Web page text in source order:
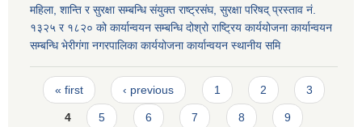
महिला, शान्ति र सुरक्षा सम्बन्धि संयुक्त राष्ट्रसंघ, सुरक्षा परिषद् प्रस्ताव नं.
१३२५ र १८२० को कार्यान्वयन सम्बन्धि दोश्रो राष्ट्रिय कार्ययोजना कार्यान्वयन
सम्बन्धि भेरीगंगा नगरपालिका कार्ययोजना कार्यान्वयन स्थानीय समि
Pages
« first ‹ previous 1 2 3
4 5 6 7 8 9